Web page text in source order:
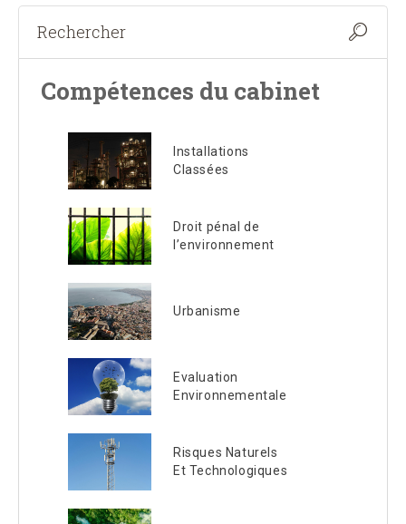
Compétences du cabinet
Installations
Classées
Droit pénal de
l’environnement
Urbanisme
Evaluation
Environnementale
Risques Naturels
Et Technologiques